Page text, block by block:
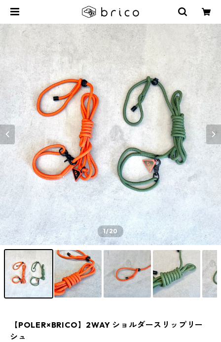
1/20
【POLER×BRICO】2WAY ショルダースリップリー
シュ